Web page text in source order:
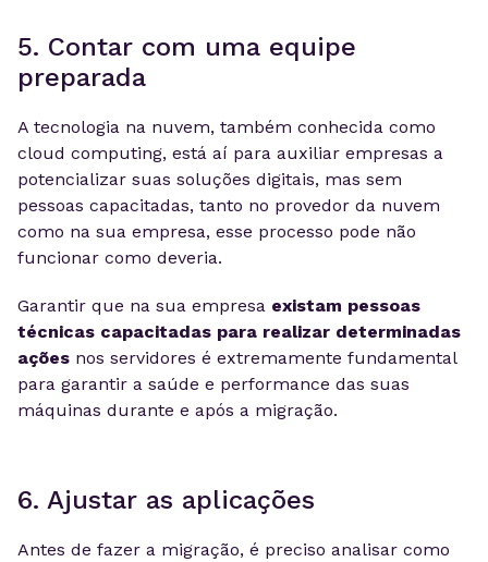
5. Contar com uma equipe
preparada
A tecnologia na nuvem, também conhecida como
cloud computing, está aí para auxiliar empresas a
potencializar suas soluções digitais, mas sem
pessoas capacitadas, tanto no provedor da nuvem
como na sua empresa, esse processo pode não
funcionar como deveria.
Garantir que na sua empresa existam pessoas
técnicas capacitadas para realizar determinadas
ações nos servidores é extremamente fundamental
para garantir a saúde e performance das suas
máquinas durante e após a migração.
6. Ajustar as aplicações
Antes de fazer a migração, é preciso analisar como